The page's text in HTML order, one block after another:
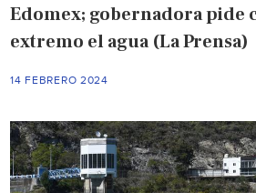
Edomex; gobernadora pide
extremo el agua (La Prensa)
14 FEBRERO 2024